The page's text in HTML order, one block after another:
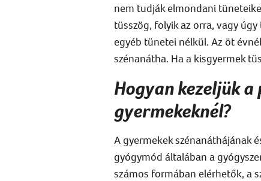
nem tudják elmondani
tüsszög, folyik az orra, vagy
egyéb tünetei nélkül. Az öt
szénanátha. Ha a kisgyermek
Hogyan kezeljük
gyermekeknél?
A gyermekek szénanáthájának
gyógymód általában a
számos formában elérhetők, a